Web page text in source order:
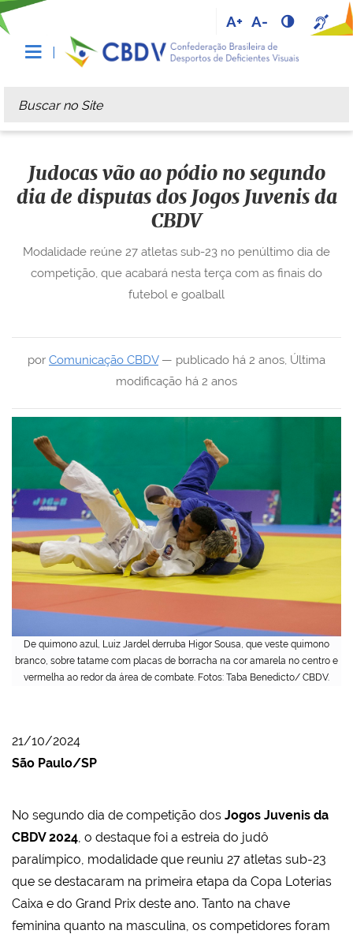
A+ A-
Busca
Busca Avançada…
De quimono azul, Luiz Jardel derruba Higor Sousa, que veste quimono
branco, sobre tatame com placas de borracha na cor amarela no centro e
vermelha ao redor da área de combate. Fotos: Taba Benedicto/ CBDV.
Judocas vão ao pódio no segundo
dia de disputas dos Jogos Juvenis da
CBDV
por Comunicação CBDV— publicado há 2 anos, Última
modificação há 2 anos
Modalidade reúne 27 atletas sub-23 no penúltimo dia de
competição, que acabará nesta terça com as finais do
futebol e goalball
21/10/2024
São Paulo/SP
No segundo dia de competição dos Jogos Juvenis da
CBDV 2024, o destaque foi a estreia do judô
paralímpico, modalidade que reuniu 27 atletas sub-23
que se destacaram na primeira etapa da Copa Loterias
Caixa e do Grand Prix deste ano. Tanto na chave
feminina quanto na masculina, os competidores foram